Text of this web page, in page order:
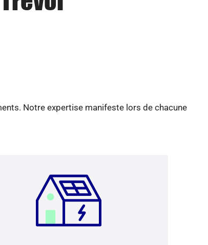
Notre expertise manifeste lors de chacune